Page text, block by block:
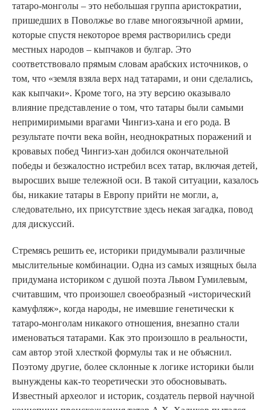
татаро-монголы – это небольшая группа аристократии,
пришедших в Поволжье во главе многоязычной армии,
которые спустя некоторое время растворились среди
местных народов – кыпчаков и булгар. Это
соответствовало прямым словам арабских источников, о
том, что «земля взяла верх над татарами, и они сделались,
как кыпчаки». Кроме того, на эту версию оказывало
влияние представление о том, что татары были самыми
непримиримыми врагами Чингиз-хана и его рода. В
результате почти века войн, неоднократных поражений и
кровавых побед Чингиз-хан добился окончательной
победы и безжалостно истребил всех татар, включая детей,
выросших выше тележной оси. В такой ситуации, казалось
бы, никакие татары в Европу прийти не могли, а,
следовательно, их присутствие здесь некая загадка, повод
для дискуссий.
Стремясь решить ее, историки придумывали различные
мыслительные комбинации. Одна из самых изящных была
придумана историком с душой поэта Львом Гумилевым,
считавшим, что произошел своеобразный «исторический
камуфляж», когда народы, не имевшие генетически к
татаро-монголам никакого отношения, внезапно стали
именоваться татарами. Как это произошло в реальности,
сам автор этой хлесткой формулы так и не объяснил.
Поэтому другие, более склонные к логике историки были
вынуждены как-то теоретически это обосновывать.
Известный археолог и историк, создатель первой научной